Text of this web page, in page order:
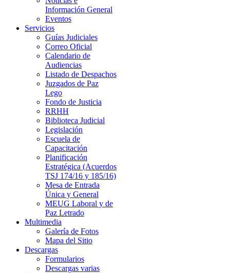
Información General
Eventos
Servicios
Guías Judiciales
Correo Oficial
Calendario de
Audiencias
Listado de Despachos
Juzgados de Paz
Lego
Fondo de Justicia
RRHH
Biblioteca Judicial
Legislación
Escuela de
Capacitación
Planificación
Estratégica (Acuerdos
TSJ 174/16 y 185/16)
Mesa de Entrada
Única y General
MEUG Laboral y de
Paz Letrado
Multimedia
Galería de Fotos
Mapa del Sitio
Descargas
Formularios
Descargas varias